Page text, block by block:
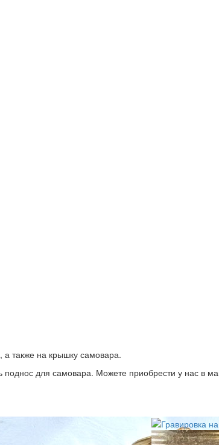
также на крышку самовара.
для самовара. Можете приобрести у нас в